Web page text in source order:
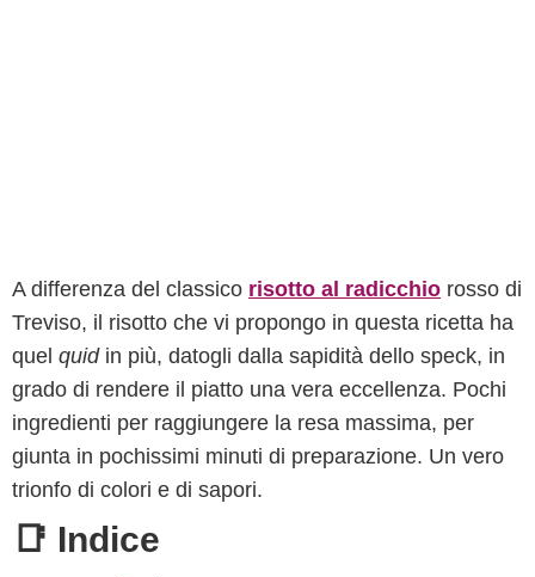
A differenza del classico risotto al radicchio rosso di
Treviso, il risotto che vi propongo in questa ricetta ha
quel quidin più, datogli dalla sapidità dello speck, in
grado di rendere il piatto una vera eccellenza. Pochi
ingredienti per raggiungere la resa massima, per
giunta in pochissimi minuti di preparazione. Un vero
trionfo di colori e di sapori.
📑 Indice